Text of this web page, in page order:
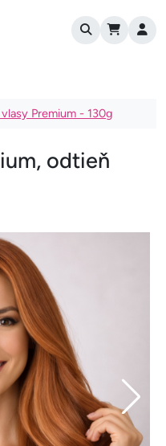
User account
Premium - 130g
odtieň